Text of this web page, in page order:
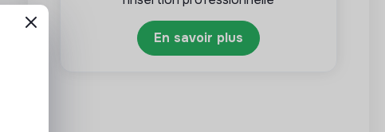
En savoir plus